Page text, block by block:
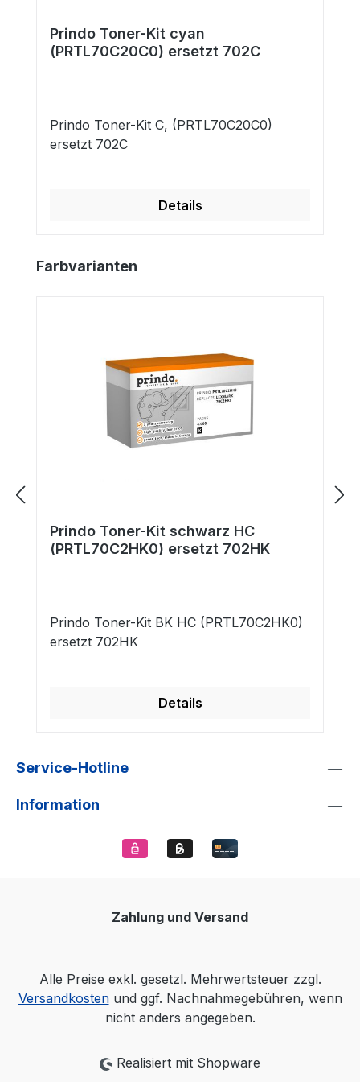
Prindo Toner-Kit cyan
(PRTL70C20C0) ersetzt 702C
Prindo Toner-Kit C, (PRTL70C20C0)
ersetzt 702C
Details
Produktgalerie überspringen
Farbvarianten
Prindo Toner-Kit schwarz HC
(PRTL70C2HK0) ersetzt 702HK
Prindo Toner-Kit BK HC (PRTL70C2HK0)
ersetzt 702HK
Details
Service-Hotline
Information
Zahlung und Versand
Alle Preise exkl. gesetzl. Mehrwertsteuer zzgl.
Versandkostenund ggf. Nachnahmegebühren, wenn
nicht anders angegeben.
Realisiert mit Shopware